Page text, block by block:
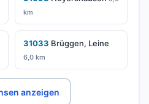
km
31033 Brüggen, Leine
6,0 km
anzeigen